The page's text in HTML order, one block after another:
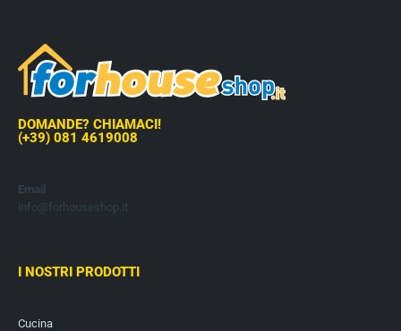
DOMANDE? CHIAMACI!
(+39) 081 4619008
Email
info@forhouseshop.it
I NOSTRI PRODOTTI
Cucina